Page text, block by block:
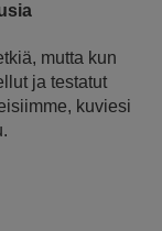
mutta kun
ja testatut
kuviesi